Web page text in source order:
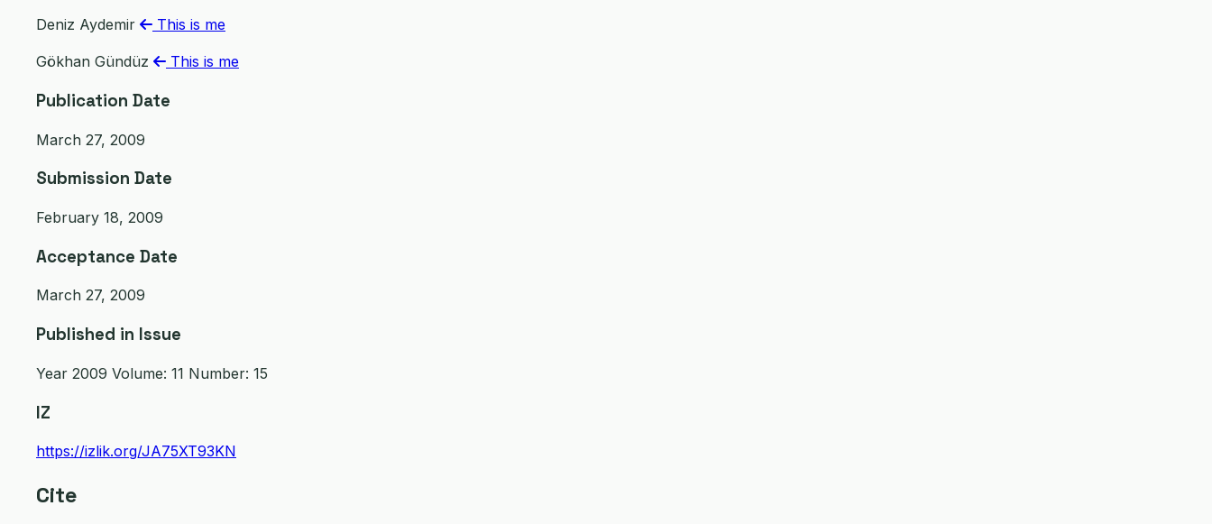
Deniz Aydemir This is me
Gökhan Gündüz This is me
Publication Date
March 27, 2009
Submission Date
February 18, 2009
Acceptance Date
March 27, 2009
Published in Issue
Year 2009 Volume: 11 Number: 15
IZ
https://izlik.org/JA75XT93KN
Cite